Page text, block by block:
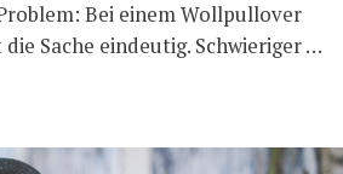
Bei einem Wollpullover
Sache eindeutig. Schwieriger …